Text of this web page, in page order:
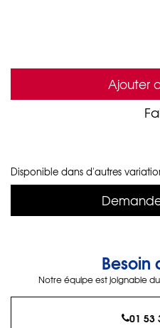
Ajouter
Disponible dans d'autres
Besoin
Notre équipe est joignable
01 53